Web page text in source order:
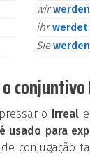
wirwerden
ihrwerdet
Siewerden
o irreal
usado para
conjugação